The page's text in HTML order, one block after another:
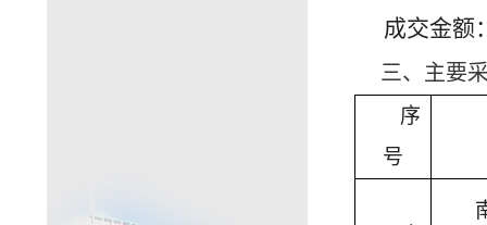
成交金额
三、主要
序
号